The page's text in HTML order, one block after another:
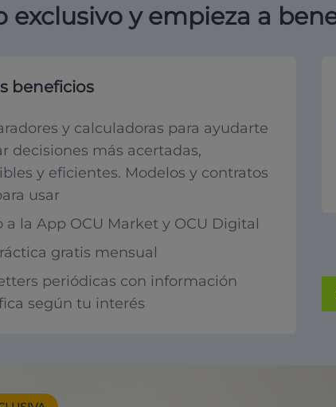
exclusivo y empieza a
beneficios
y calculadoras para ayudarte
decisiones más acertadas,
y eficientes. Modelos y contratos
usar
a la App OCU Market y OCU Digital
gratis mensual
periódicas con información
según tu interés